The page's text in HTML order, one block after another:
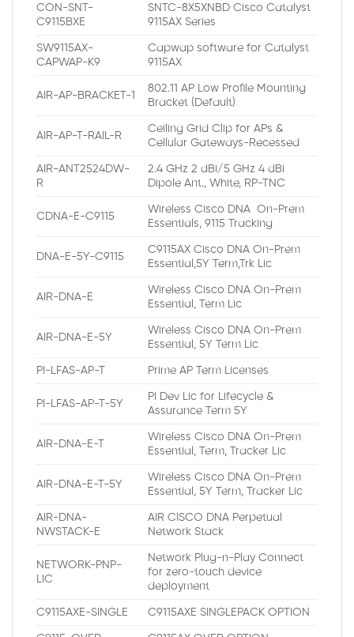
CON-SNT-
C9115BXE
SNTC-8X5XNBD Cisco Catalyst
9115AX Series
SW9115AX-
CAPWAP-K9
Capwap software for Catalyst
9115AX
AIR-AP-BRACKET-1
802.11 AP Low Profile Mounting
Bracket (Default)
AIR-AP-T-RAIL-R
Ceiling Grid Clip for APs &
Cellular Gateways-Recessed
AIR-ANT2524DW-
R
2.4 GHz 2 dBi/5 GHz 4 dBi
Dipole Ant., White, RP-TNC
CDNA-E-C9115
Wireless Cisco DNA On-Prem
Essentials, 9115 Tracking
DNA-E-5Y-C9115
C9115AX Cisco DNA On-Prem
Essential,5Y Term,Trk Lic
AIR-DNA-E
Wireless Cisco DNA On-Prem
Essential, Term Lic
AIR-DNA-E-5Y
Wireless Cisco DNA On-Prem
Essential, 5Y Term Lic
PI-LFAS-AP-T Prime AP Term Licenses
PI-LFAS-AP-T-5Y
PI Dev Lic for Lifecycle &
Assurance Term 5Y
AIR-DNA-E-T
Wireless Cisco DNA On-Prem
Essential, Term, Tracker Lic
AIR-DNA-E-T-5Y
Wireless Cisco DNA On-Prem
Essential, 5Y Term, Tracker Lic
AIR-DNA-
NWSTACK-E
AIR CISCO DNA Perpetual
Network Stack
NETWORK-PNP-
LIC
Network Plug-n-Play Connect
for zero-touch device
deployment
C9115AXE-SINGLE C9115AXE SINGLEPACK OPTION